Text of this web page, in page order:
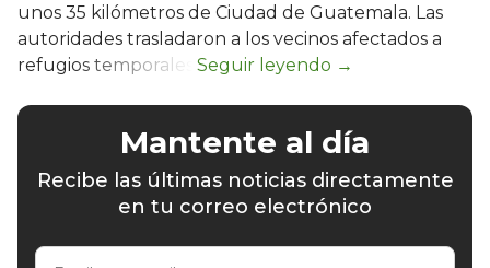
unos 35 kilómetros de Ciudad de Guatemala. Las
autoridades trasladaron a los vecinos afectados a
refugios temporales.
Mantente al día
Recibe las últimas noticias directamente
en tu correo electrónico
Escribe